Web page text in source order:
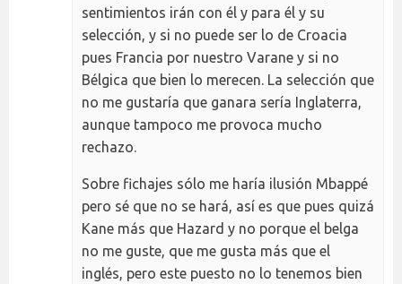
sentimientos irán con él y para él y su
selección, y si no puede ser lo de Croacia
pues Francia por nuestro Varane y si no
Bélgica que bien lo merecen. La selección que
no me gustaría que ganara sería Inglaterra,
aunque tampoco me provoca mucho
rechazo.
Sobre fichajes sólo me haría ilusión Mbappé
pero sé que no se hará, así es que pues quizá
Kane más que Hazard y no porque el belga
no me guste, que me gusta más que el
inglés, pero este puesto no lo tenemos bien